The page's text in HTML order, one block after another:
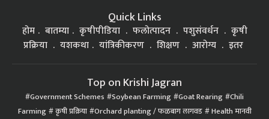
Quick Links
होम बातम्या कृषीपीडिया फलोत्पादन पशुसंवर्धन
कृषी
प्रक्रिया
यशकथा यांत्रिकीकरण शिक्षण आरोग्य इतर
Top on Krishi Jagran
Government Schemes Soybean Farming Goat Rearing Chili
Farming कृषी प्रक्रिया Orchard planting / फळबाग लागवड Health मानवी